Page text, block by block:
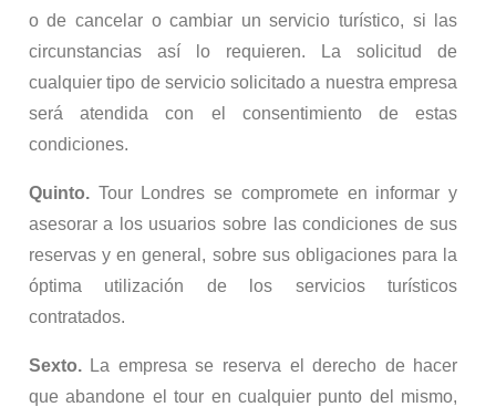
o de cancelar o cambiar un servicio turístico, si las
circunstancias así lo requieren. La solicitud de
cualquier tipo de servicio solicitado a nuestra empresa
será atendida con el consentimiento de estas
condiciones.
Quinto.Tour Londres se compromete en informar y
asesorar a los usuarios sobre las condiciones de sus
reservas y en general, sobre sus obligaciones para la
óptima utilización de los servicios turísticos
contratados.
Sexto.La empresa se reserva el derecho de hacer
que abandone el tour en cualquier punto del mismo,